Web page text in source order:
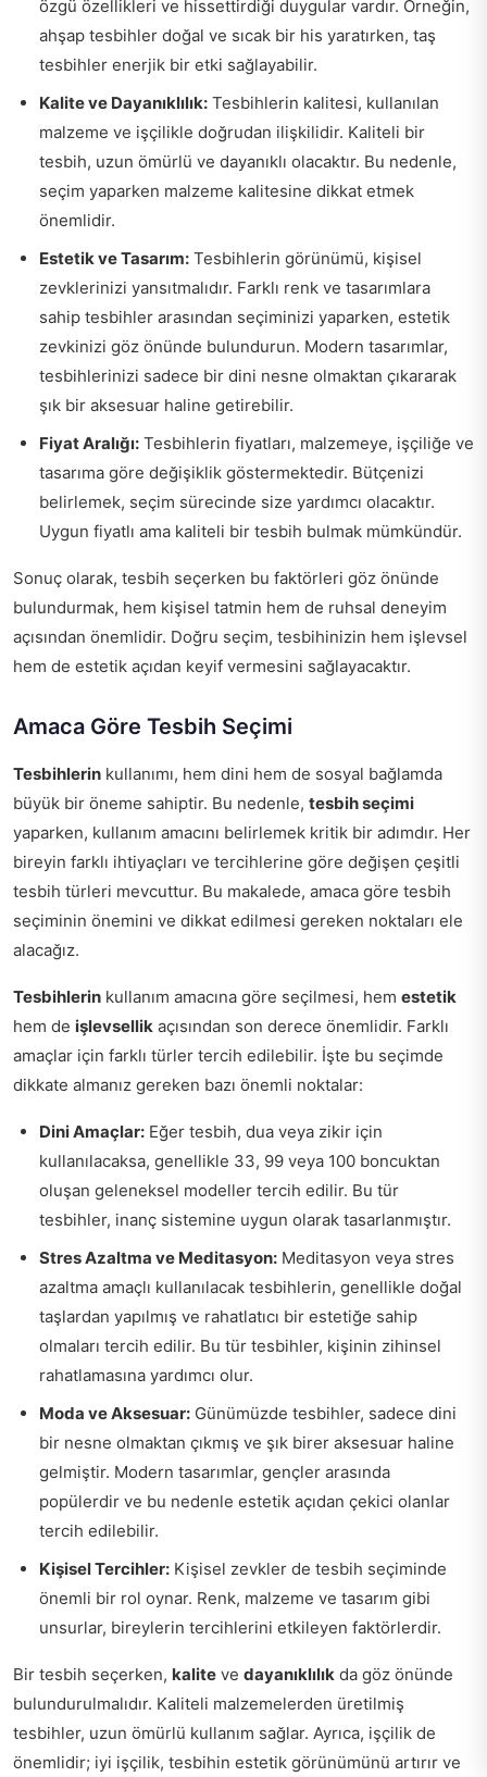
özgü özellikleri ve hissettirdiği duygular vardır. Örneğin,
ahşap tesbihler doğal ve sıcak bir his yaratırken, taş
tesbihler enerjik bir etki sağlayabilir.
Kalite ve Dayanıklılık: Tesbihlerin kalitesi, kullanılan
malzeme ve işçilikle doğrudan ilişkilidir. Kaliteli bir
tesbih, uzun ömürlü ve dayanıklı olacaktır. Bu nedenle,
seçim yaparken malzeme kalitesine dikkat etmek
önemlidir.
Estetik ve Tasarım: Tesbihlerin görünümü, kişisel
zevklerinizi yansıtmalıdır. Farklı renk ve tasarımlara
sahip tesbihler arasından seçiminizi yaparken, estetik
zevkinizi göz önünde bulundurun. Modern tasarımlar,
tesbihlerinizi sadece bir dini nesne olmaktan çıkararak
şık bir aksesuar haline getirebilir.
Fiyat Aralığı: Tesbihlerin fiyatları, malzemeye, işçiliğe ve
tasarıma göre değişiklik göstermektedir. Bütçenizi
belirlemek, seçim sürecinde size yardımcı olacaktır.
Uygun fiyatlı ama kaliteli bir tesbih bulmak mümkündür.
Sonuç olarak, tesbih seçerken bu faktörleri göz önünde
bulundurmak, hem kişisel tatmin hem de ruhsal deneyim
açısından önemlidir. Doğru seçim, tesbihinizin hem işlevsel
hem de estetik açıdan keyif vermesini sağlayacaktır.
Amaca Göre Tesbih Seçimi
Tesbihlerin kullanımı, hem dini hem de sosyal bağlamda
büyük bir öneme sahiptir. Bu nedenle, tesbih seçimi
yaparken, kullanım amacını belirlemek kritik bir adımdır. Her
bireyin farklı ihtiyaçları ve tercihlerine göre değişen çeşitli
tesbih türleri mevcuttur. Bu makalede, amaca göre tesbih
seçiminin önemini ve dikkat edilmesi gereken noktaları ele
alacağız.
Tesbihlerin kullanım amacına göre seçilmesi, hem estetik
hem de işlevsellik açısından son derece önemlidir. Farklı
amaçlar için farklı türler tercih edilebilir. İşte bu seçimde
dikkate almanız gereken bazı önemli noktalar:
Dini Amaçlar: Eğer tesbih, dua veya zikir için
kullanılacaksa, genellikle 33, 99 veya 100 boncuktan
oluşan geleneksel modeller tercih edilir. Bu tür
tesbihler, inanç sistemine uygun olarak tasarlanmıştır.
Stres Azaltma ve Meditasyon: Meditasyon veya stres
azaltma amaçlı kullanılacak tesbihlerin, genellikle doğal
taşlardan yapılmış ve rahatlatıcı bir estetiğe sahip
olmaları tercih edilir. Bu tür tesbihler, kişinin zihinsel
rahatlamasına yardımcı olur.
Moda ve Aksesuar: Günümüzde tesbihler, sadece dini
bir nesne olmaktan çıkmış ve şık birer aksesuar haline
gelmiştir. Modern tasarımlar, gençler arasında
popülerdir ve bu nedenle estetik açıdan çekici olanlar
tercih edilebilir.
Kişisel Tercihler: Kişisel zevkler de tesbih seçiminde
önemli bir rol oynar. Renk, malzeme ve tasarım gibi
unsurlar, bireylerin tercihlerini etkileyen faktörlerdir.
Bir tesbih seçerken, kalite ve dayanıklılık da göz önünde
bulundurulmalıdır. Kaliteli malzemelerden üretilmiş
tesbihler, uzun ömürlü kullanım sağlar. Ayrıca, işçilik de
önemlidir; iyi işçilik, tesbihin estetik görünümünü artırır ve